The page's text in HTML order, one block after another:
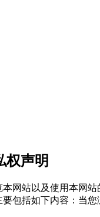
权声明
网站以及使用本网
包括如下内容：当